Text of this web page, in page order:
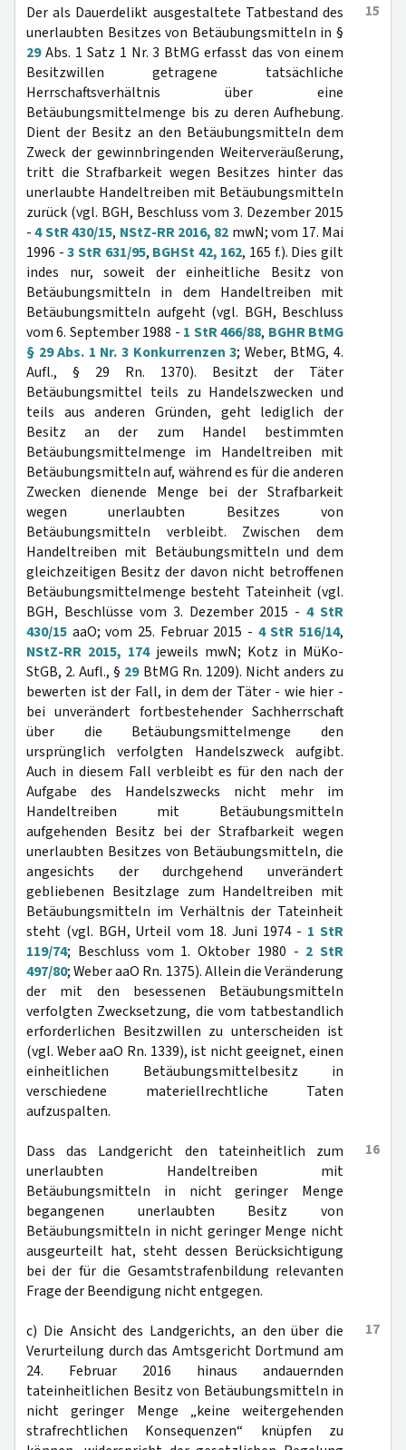
15
Der als Dauerdelikt ausgestaltete Tatbestand des
unerlaubten Besitzes von Betäubungsmitteln in §
29Abs. 1 Satz 1 Nr. 3 BtMG erfasst das von einem
Besitzwillen getragene tatsächliche
Herrschaftsverhältnis über eine
Betäubungsmittelmenge bis zu deren Aufhebung.
Dient der Besitz an den Betäubungsmitteln dem
Zweck der gewinnbringenden Weiterveräußerung,
tritt die Strafbarkeit wegen Besitzes hinter das
unerlaubte Handeltreiben mit Betäubungsmitteln
zurück (vgl. BGH, Beschluss vom 3. Dezember 2015
-4 StR 430/15, NStZ-RR 2016, 82 mwN; vom 17. Mai
1996 -3 StR 631/95, BGHSt 42, 162, 165 f.). Dies gilt
indes nur, soweit der einheitliche Besitz von
Betäubungsmitteln in dem Handeltreiben mit
Betäubungsmitteln aufgeht (vgl. BGH, Beschluss
vom 6. September 1988 - 1 StR 466/88, BGHR BtMG
§ 29 Abs. 1 Nr. 3 Konkurrenzen 3; Weber, BtMG, 4.
Aufl., § 29 Rn. 1370). Besitzt der Täter
Betäubungsmittel teils zu Handelszwecken und
teils aus anderen Gründen, geht lediglich der
Besitz an der zum Handel bestimmten
Betäubungsmittelmenge im Handeltreiben mit
Betäubungsmitteln auf, während es für die anderen
Zwecken dienende Menge bei der Strafbarkeit
wegen unerlaubten Besitzes von
Betäubungsmitteln verbleibt. Zwischen dem
Handeltreiben mit Betäubungsmitteln und dem
gleichzeitigen Besitz der davon nicht betroffenen
Betäubungsmittelmenge besteht Tateinheit (vgl.
BGH, Beschlüsse vom 3. Dezember 2015 -4 StR
430/15 aaO; vom 25. Februar 2015 - 4 StR 516/14,
NStZ-RR 2015, 174jeweils mwN; Kotz in MüKo-
StGB, 2. Aufl., § 29BtMG Rn. 1209). Nicht anders zu
bewerten ist der Fall, in dem der Täter - wie hier -
bei unverändert fortbestehender Sachherrschaft
über die Betäubungsmittelmenge den
ursprünglich verfolgten Handelszweck aufgibt.
Auch in diesem Fall verbleibt es für den nach der
Aufgabe des Handelszwecks nicht mehr im
Handeltreiben mit Betäubungsmitteln
aufgehenden Besitz bei der Strafbarkeit wegen
unerlaubten Besitzes von Betäubungsmitteln, die
angesichts der durchgehend unverändert
gebliebenen Besitzlage zum Handeltreiben mit
Betäubungsmitteln im Verhältnis der Tateinheit
steht (vgl. BGH, Urteil vom 18. Juni 1974 - 1 StR
119/74; Beschluss vom 1. Oktober 1980 - 2 StR
497/80; Weber aaO Rn. 1375). Allein die Veränderung
der mit den besessenen Betäubungsmitteln
verfolgten Zwecksetzung, die vom tatbestandlich
erforderlichen Besitzwillen zu unterscheiden ist
(vgl. Weber aaO Rn. 1339), ist nicht geeignet, einen
einheitlichen Betäubungsmittelbesitz in
verschiedene materiellrechtliche Taten
aufzuspalten.
16
Dass das Landgericht den tateinheitlich zum
unerlaubten Handeltreiben mit
Betäubungsmitteln in nicht geringer Menge
begangenen unerlaubten Besitz von
Betäubungsmitteln in nicht geringer Menge nicht
ausgeurteilt hat, steht dessen Berücksichtigung
bei der für die Gesamtstrafenbildung relevanten
Frage der Beendigung nicht entgegen.
17
c) Die Ansicht des Landgerichts, an den über die
Verurteilung durch das Amtsgericht Dortmund am
24. Februar 2016 hinaus andauernden
tateinheitlichen Besitz von Betäubungsmitteln in
nicht geringer Menge „keine weitergehenden
strafrechtlichen Konsequenzen“ knüpfen zu